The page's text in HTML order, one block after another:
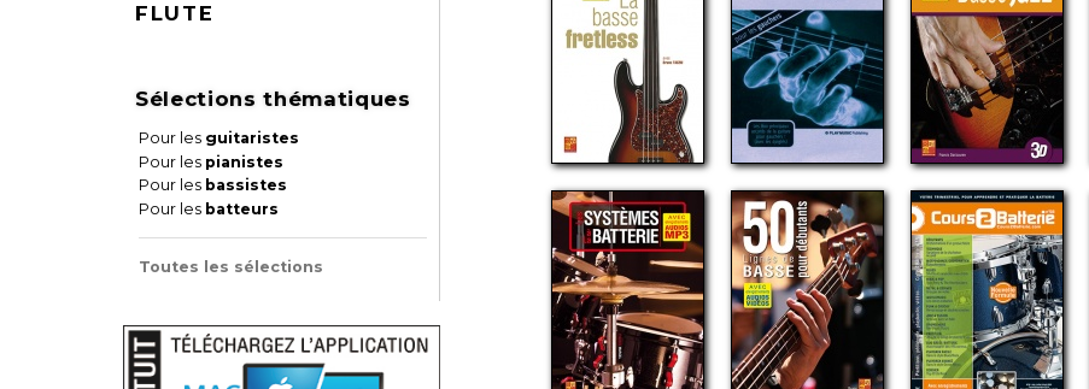
FLUTE
Sélections thématiques
Pour les guitaristes
Pour les pianistes
Pour les bassistes
Pour les batteurs
Toutes les sélections